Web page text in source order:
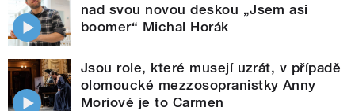
nad svou novou deskou „Jsem asi
boomer“ Michal Horák
Jsou role, které musejí uzrát, v případě
olomoucké mezzosopranistky Anny
Moriové je to Carmen